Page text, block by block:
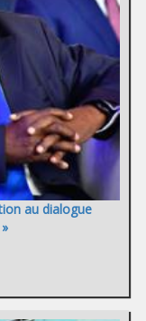
au dialogue